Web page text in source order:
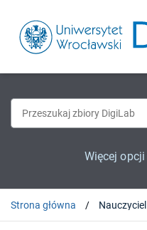
Więcej
Strona główna